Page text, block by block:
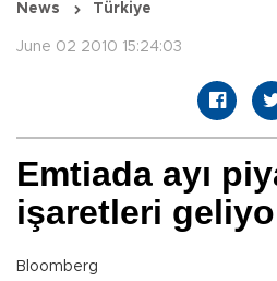
News Türkiye
June 02 2010 15:24:03
Emtiada ayı
işaretleri
Bloomberg